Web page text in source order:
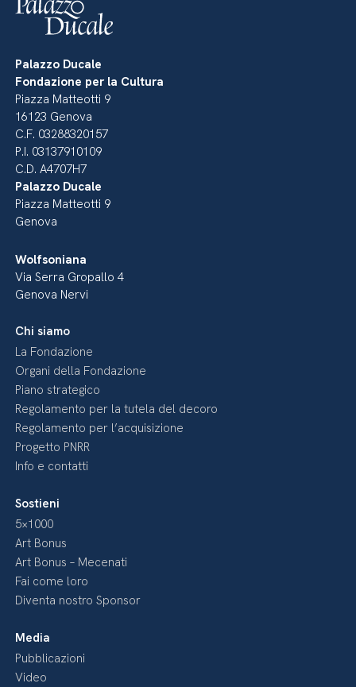
Palazzo Ducale
Fondazione per la Cultura
Piazza Matteotti 9
16123 Genova
C.F. 03288320157
P.I. 03137910109
C.D. A4707H7
Palazzo Ducale
Piazza Matteotti 9
Genova
Wolfsoniana
Via Serra Gropallo 4
Genova Nervi
Chi siamo
La Fondazione
Organi della Fondazione
Piano strategico
Regolamento per la tutela del decoro
Regolamento per l’acquisizione
Progetto PNRR
Info e contatti
Sostieni
5×1000
Art Bonus
Art Bonus – Mecenati
Fai come loro
Diventa nostro Sponsor
Media
Pubblicazioni
Video